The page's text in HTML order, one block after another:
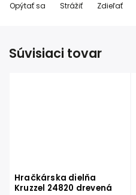
Opýtať sa Strážiť Zdieľať
Súvisiaci tovar
Hračkárska dielňa
Kruzzel 24820 drevená